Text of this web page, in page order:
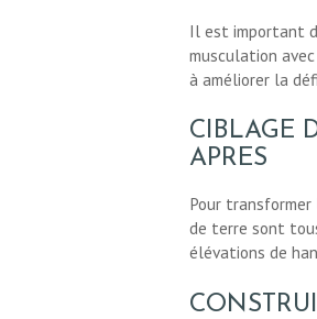
Il est important
musculation
à améliorer la
CIBLAGE
APRES
Pour
de terre sont
élévations de